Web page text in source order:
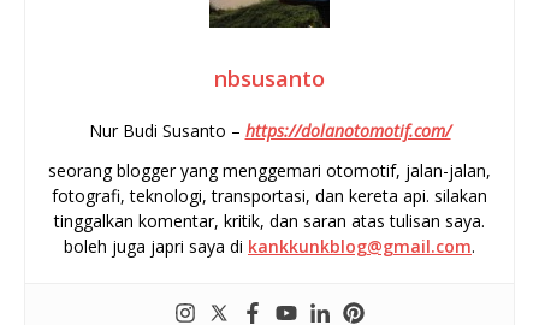
nbsusanto
Nur Budi Susanto – https://dolanotomotif.com/
seorang blogger yang menggemari otomotif, jalan-jalan,
fotografi, teknologi, transportasi, dan kereta api. silakan
tinggalkan komentar, kritik, dan saran atas tulisan saya.
boleh juga japri saya di kankkunkblog@gmail.com.